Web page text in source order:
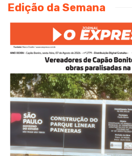
Edição da Semana